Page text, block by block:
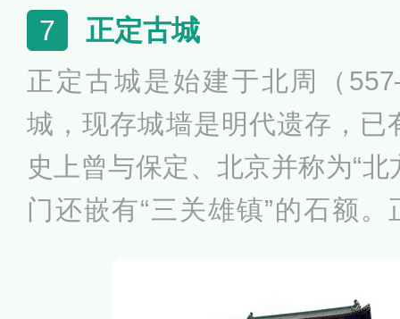
湖景区，盆景艺术馆，热带植
瑰艺术广场，廊桥水榭，湖心
水，世纪钟等38个景点。
7 正定古城
正定古城是始建于北周（
城，现存城墙是明代遗存，已
史上曾与保定、北京并称为“
门还嵌有“三关雄镇”的石额
二十四座金牌坊”的美誉，被